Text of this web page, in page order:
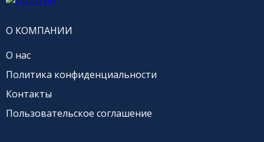
О КОМПАНИИ
О нас
Политика конфиденциальности
Контакты
Пользовательское соглашение